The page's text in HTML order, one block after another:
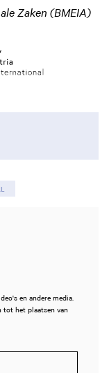
Zaken (BMEIA)
en andere media.
tot het plaatsen van